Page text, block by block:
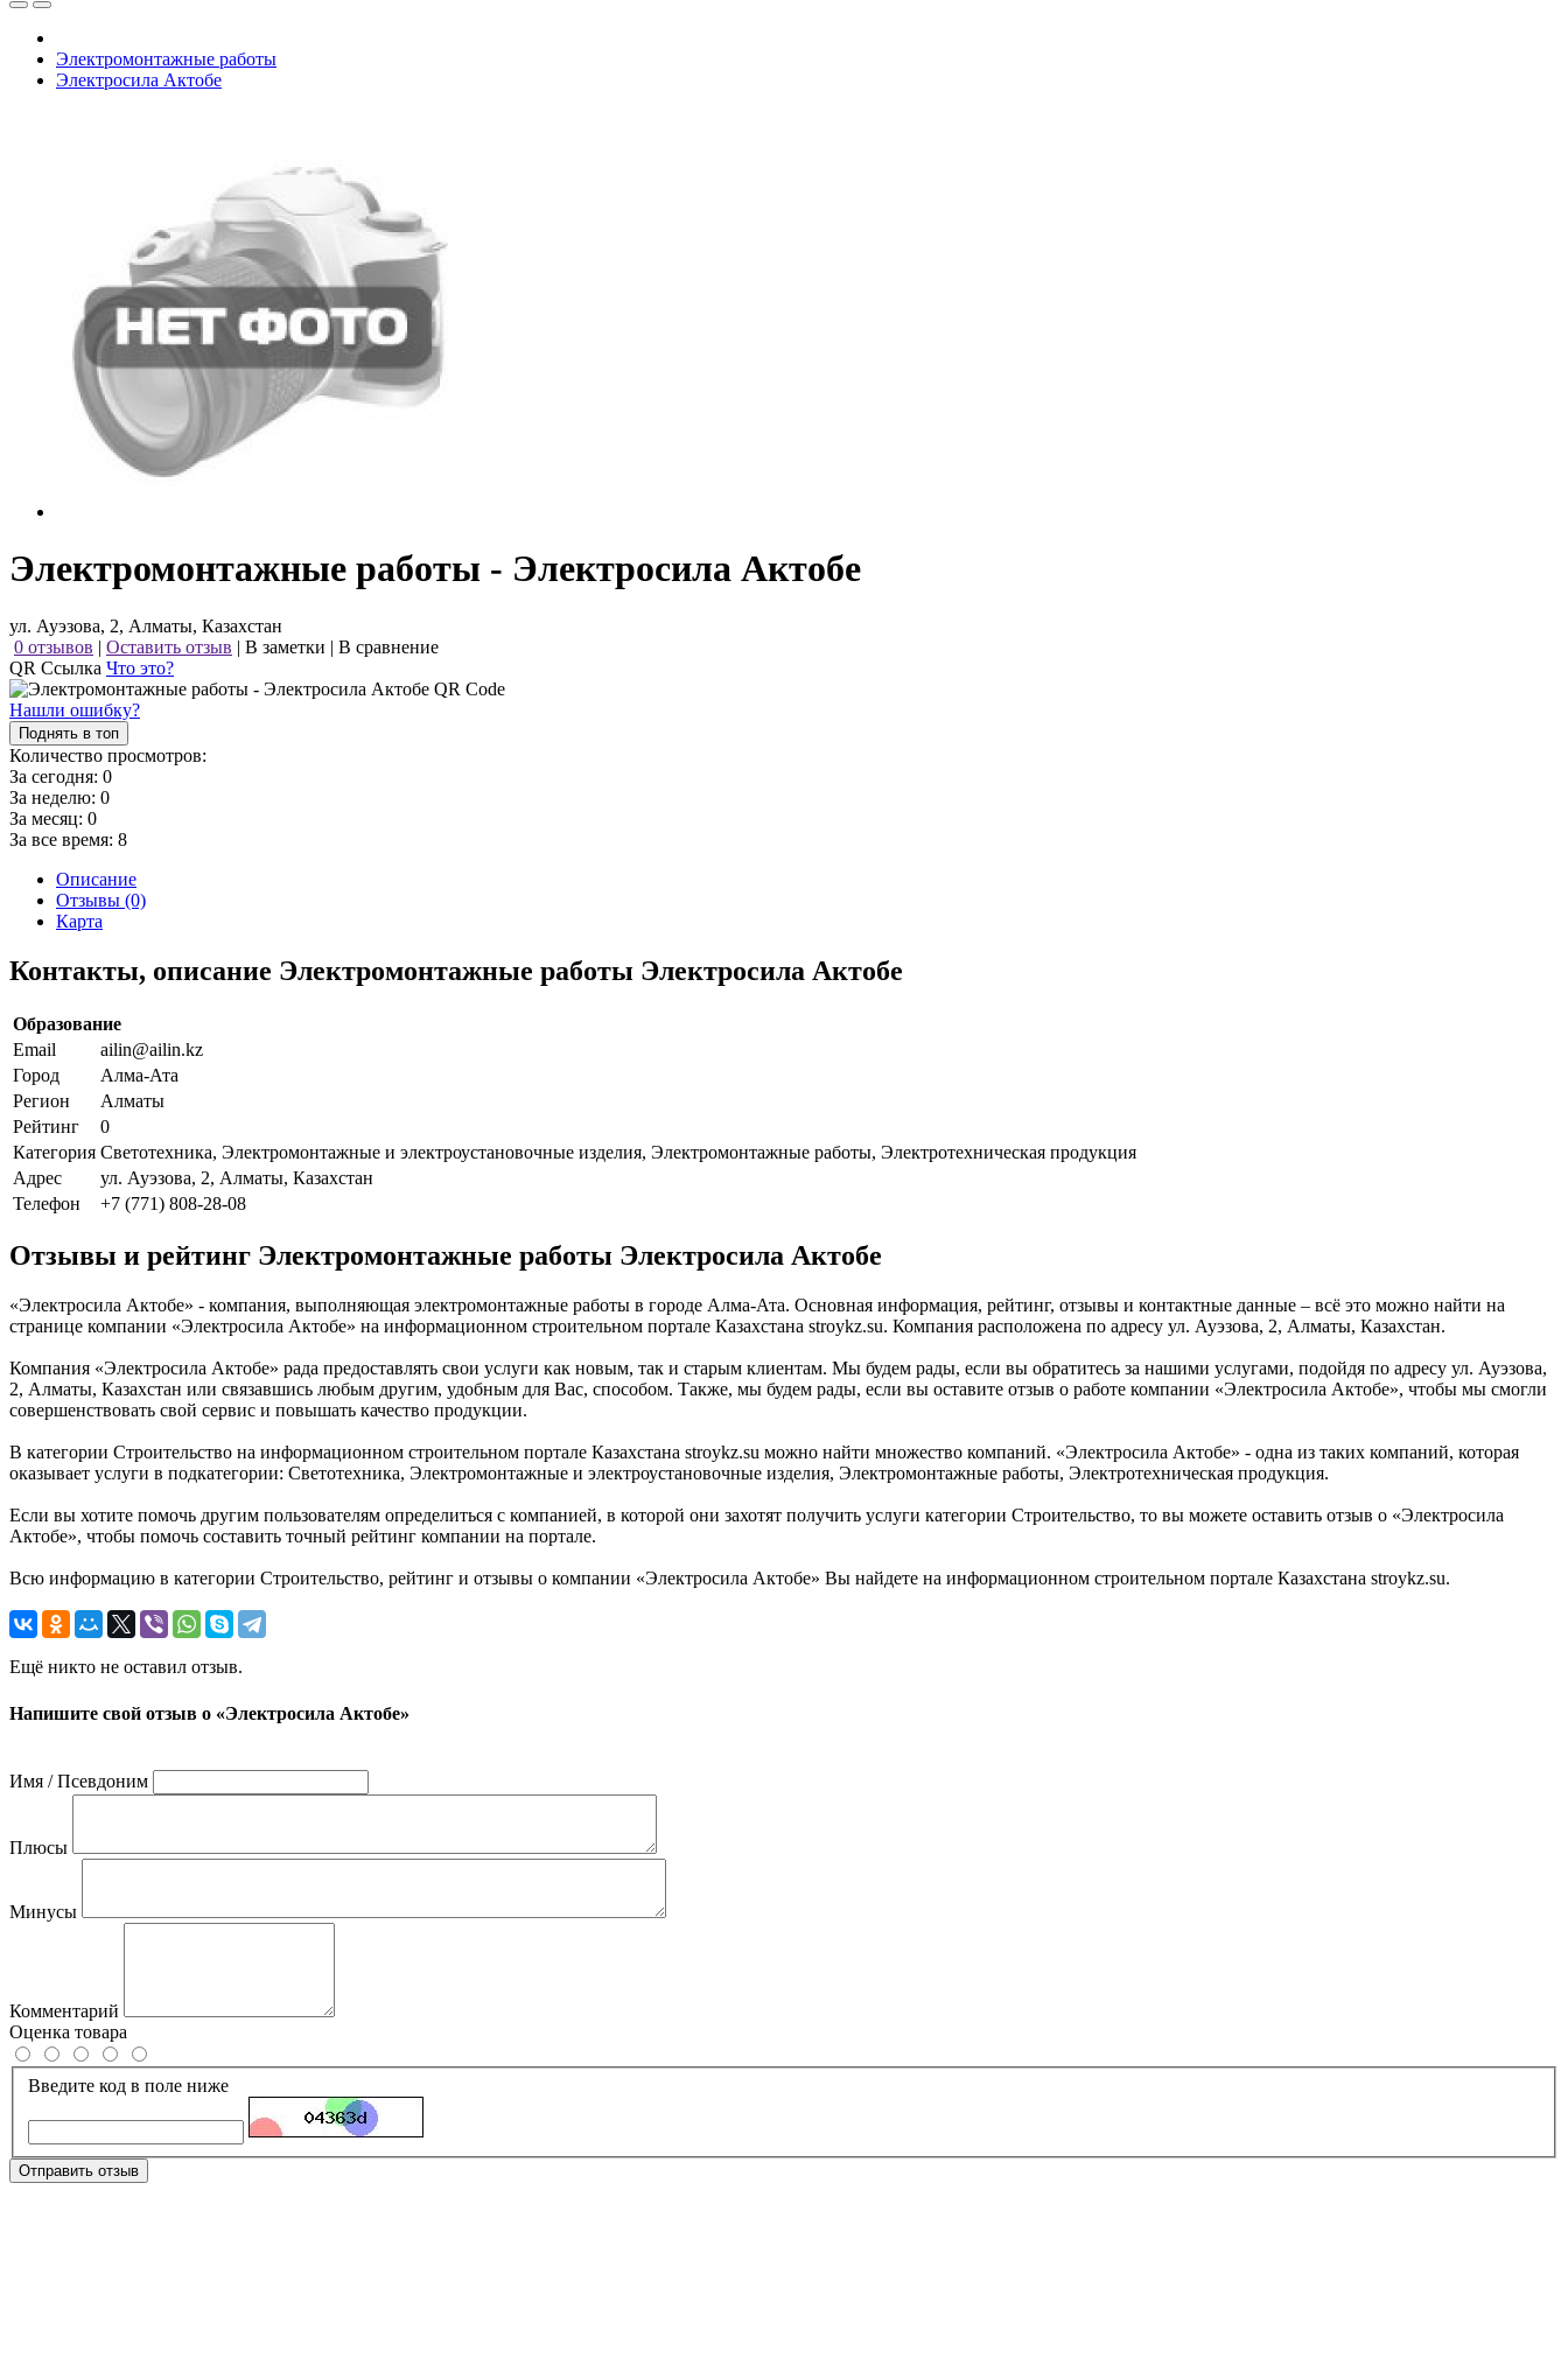
Электромонтажные работы
Электросила Актобе
Электромонтажные работы - Электросила Актобе
ул. Ауэзова, 2, Алматы, Казахстан
0 отзывов | Оставить отзыв | В заметки | В сравнение
QR Ссылка Что это?
Нашли ошибку?
Поднять в топ
Количество просмотров:
За сегодня: 0
За неделю: 0
За месяц: 0
За все время: 8
Описание
Отзывы (0)
Карта
Контакты, описание Электромонтажные работы Электросила Актобе
Образование
Email
ailin@ailin.kz
Город
Алма-Ата
Регион
Алматы
Рейтинг
0
Категория Светотехника, Электромонтажные и электроустановочные изделия, Электромонтажные работы, Электротехническая продукция
Адрес
ул. Ауэзова, 2, Алматы, Казахстан
Телефон
+7 (771) 808-28-08
Отзывы и рейтинг Электромонтажные работы Электросила Актобе
«Электросила Актобе» - компания, выполняющая электромонтажные работы в городе Алма-Ата. Основная информация, рейтинг, отзывы и контактные данные – всё это можно найти на
странице компании «Электросила Актобе» на информационном строительном портале Казахстана stroykz.su. Компания расположена по адресу ул. Ауэзова, 2, Алматы, Казахстан.
Компания «Электросила Актобе» рада предоставлять свои услуги как новым, так и старым клиентам. Мы будем рады, если вы обратитесь за нашими услугами, подойдя по адресу ул. Ауэзова,
2, Алматы, Казахстан или связавшись любым другим, удобным для Вас, способом. Также, мы будем рады, если вы оставите отзыв о работе компании «Электросила Актобе», чтобы мы смогли
совершенствовать свой сервис и повышать качество продукции.
В категории Строительство на информационном строительном портале Казахстана stroykz.su можно найти множество компаний. «Электросила Актобе» - одна из таких компаний, которая
оказывает услуги в подкатегории: Светотехника, Электромонтажные и электроустановочные изделия, Электромонтажные работы, Электротехническая продукция.
Если вы хотите помочь другим пользователям определиться с компанией, в которой они захотят получить услуги категории Строительство, то вы можете оставить отзыв о «Электросила
Актобе», чтобы помочь составить точный рейтинг компании на портале.
Всю информацию в категории Строительство, рейтинг и отзывы о компании «Электросила Актобе» Вы найдете на информационном строительном портале Казахстана stroykz.su.
Ещё никто не оставил отзыв.
Напишите свой отзыв о «Электросила Актобе»
Имя / Псевдоним
Плюсы
Минусы
Комментарий
Оценка товара
Введите код в поле ниже
Отправить отзыв